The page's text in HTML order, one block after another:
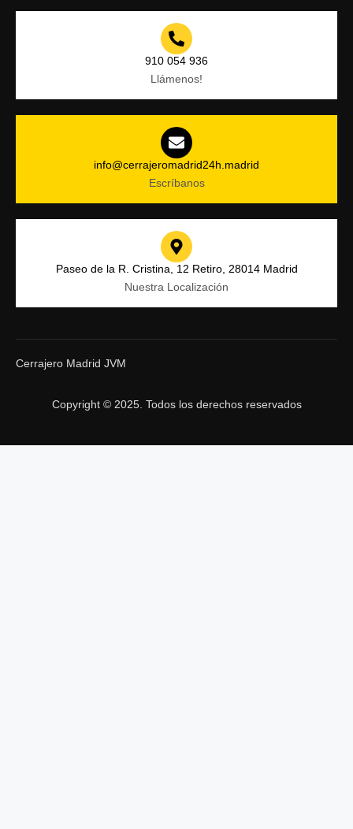
910 054 936
Llámenos!
info@cerrajeromadrid24h.madrid
Escríbanos
Paseo de la R. Cristina, 12 Retiro, 28014 Madrid
Nuestra Localización
Cerrajero Madrid JVM
Copyright © 2025. Todos los derechos reservados